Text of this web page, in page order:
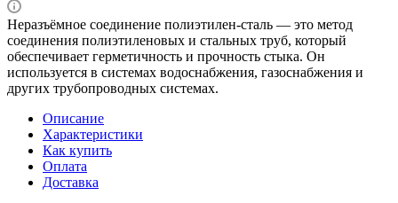
Неразъёмное соединение полиэтилен-сталь — это метод
соединения полиэтиленовых и стальных труб, который
обеспечивает герметичность и прочность стыка. Он
используется в системах водоснабжения, газоснабжения и
других трубопроводных системах.
Описание
Характеристики
Как купить
Оплата
Доставка